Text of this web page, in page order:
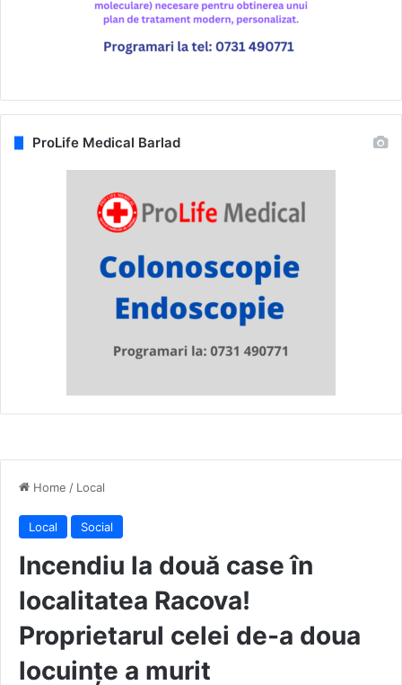
Home / Local
Local Social
Incendiu la două case în
localitatea Racova!
Proprietarul celei de-a doua
locuințe a murit
ProLife Medical Barlad